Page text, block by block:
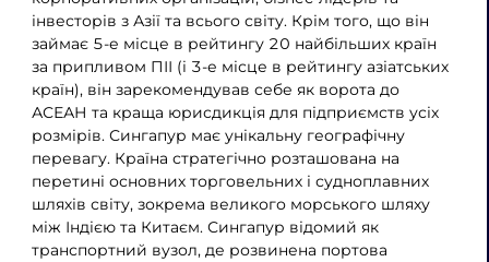
інвесторів з Азії та всього світу. Крім того, що він
займає 5-е місце в рейтингу 20 найбільших країн
за припливом ПІІ (і 3-е місце в рейтингу азіатських
країн), він зарекомендував себе як ворота до
АСЕАН та краща юрисдикція для підприємств усіх
розмірів. Сингапур має унікальну географічну
перевагу. Країна стратегічно розташована на
перетині основних торговельних і судноплавних
шляхів світу, зокрема великого морського шляху
між Індією та Китаєм. Сингапур відомий як
транспортний вузол, де розвинена портова